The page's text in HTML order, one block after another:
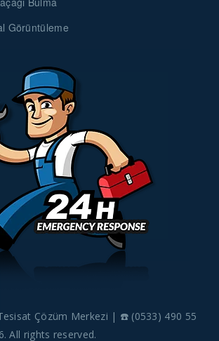
Görüntüleme
Çözüm Merkezi | ☎️ (0533) 490 55
All rights reserved.